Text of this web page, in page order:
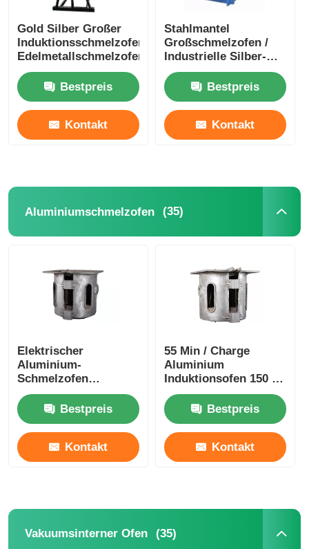
Gold Silber Großer
Induktionsschmelzofen,
Edelmetallschmelzofen
Bestpreis
Kontakt
Stahlmantel
Großschmelzofen /
Industrielle Silber-
Schmelzanlage
1400KWBestpreis
Kontakt
Aluminiumschmelzofen (35)
Elektrischer
Aluminium-
Schmelzofen
Induktion für Barren
350 kg Gewicht
Langlebig
Bestpreis
Kontakt
55 Min / Charge
Aluminium
Induktionsofen 150 kg
Vakuum Ingot-Ofen
stabil
Bestpreis
Kontakt
Vakuumsinterner Ofen (35)